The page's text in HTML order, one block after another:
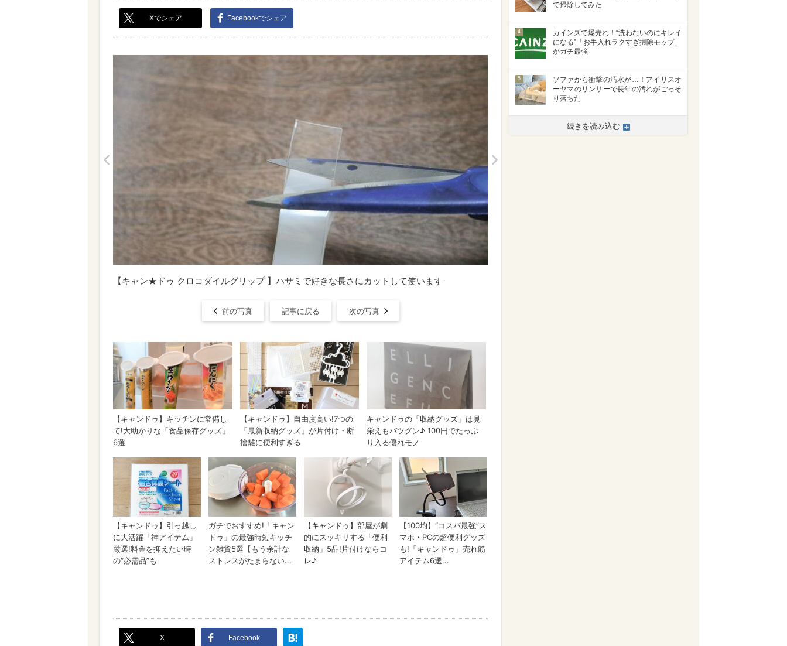
Xでシェア Facebookでシェア
【キャン★ドゥ クロコダイルグリップ 】ハサミで好きな長さにカットして使います
前の写真 記事に戻る 次の写真
X Facebook
で掃除してみた
4
カインズで爆売れ！“洗わないのにキレイ
になる”「お手入れラクすぎ掃除モップ」
がガチ最強
5
ソファから衝撃の汚水が…！アイリスオ
ーヤマのリンサーで長年の汚れがごっそ
り落ちた
続きを読み込む